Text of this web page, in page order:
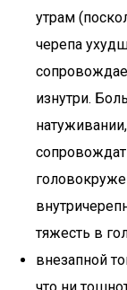
утрам
черепа
изнутри.
тяжесть в
внезапной